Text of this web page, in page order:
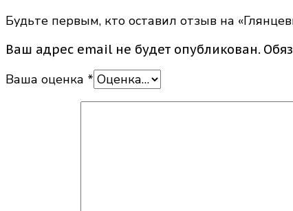
Будьте первым, кто оставил отзыв на
Ваш адрес email не будет опубликован.
Ваша оценка *